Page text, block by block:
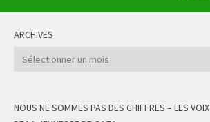
ARCHIVES
Archives
NOUS NE SOMMES PAS DES CHIFFRES – LES VOIX